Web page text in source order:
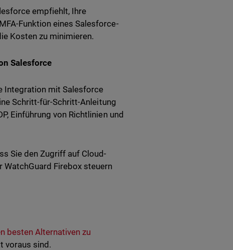
empfiehlt, Ihre
Funktion eines Salesforce-
Kosten zu minimieren.
Salesforce
Integration mit Salesforce
Schritt-für-Schritt-Anleitung
Einführung von Richtlinien und
Sie den Zugriff auf Cloud-
Firebox steuern
besten Alternativen zu
voraus sind.